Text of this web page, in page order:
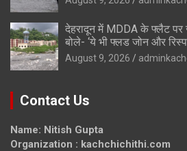
देहरादून में MDDA के फ्लैट पर
बोले- ‘ये भी फ्लड जोन और
August 9, 2026
Contact Us
Name: Nitish Gupta
Organization : kachchichithi.com